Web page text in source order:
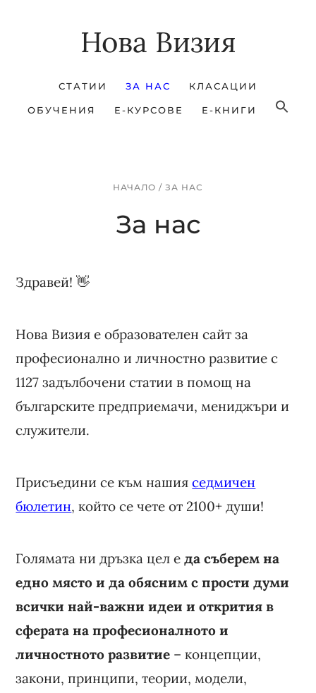
Нова Визия
СТАТИИ ЗА НАС КЛАСАЦИИ
ОБУЧЕНИЯ Е-КУРСОВЕ Е-КНИГИ
НАЧАЛО / ЗА НАС
За нас
Здравей! 👋
Нова Визия е образователен сайт за
професионално и личностно развитие с
1127 задълбочени статии в помощ на
българските предприемачи, мениджъри и
служители.
Присъедини се към нашияседмичен
бюлетин, който се чете от 2100+ души!
Голямата ни дръзка цел еда съберем на
едно място и да обясним с прости думи
всички най-важни идеи и открития в
сферата на професионалното и
личностното развитие – концепции,
закони, принципи, теории, модели,